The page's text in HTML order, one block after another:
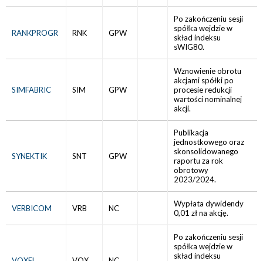
RANKPROGR RNK GPW
Po zakończeniu sesji
spółka wejdzie w
skład indeksu
sWIG80.
SIMFABRIC SIM GPW
Wznowienie obrotu
akcjami spółki po
procesie redukcji
wartości nominalnej
akcji.
SYNEKTIK SNT GPW
Publikacja
jednostkowego oraz
skonsolidowanego
raportu za rok
obrotowy
2023/2024.
VERBICOM VRB NC
Wypłata dywidendy
0,01 zł na akcję.
Po zakończeniu sesji
spółka wejdzie w
skład indeksu